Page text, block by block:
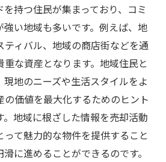
見る市場の未来予測
件の市場比較
市での不動産売却を成功させ
ステップ
評価と査定の準備
戦略の立案
定の重要性
の準備
持つ住民が集まっており、コミ
強い地域も多いです。例えば、地
ティバル、地域の商店街などを通
重な資産となります。地域住民と
地のニーズや生活スタイルをよ
の価値を最大化するためのヒント
。地域に根ざした情報を売却活動
て魅力的な物件を提供すること
に進めることができるのです。